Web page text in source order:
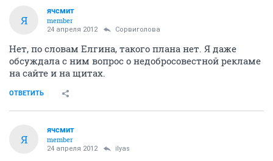
Я
ячсмит
member
24 апреля 2012 Сорвиголова
Нет, по словам Елгина, такого плана нет. Я даже
обсуждала с ним вопрос о недобросовестной рекламе
на сайте и на щитах.
ОТВЕТИТЬ
Я
ячсмит
member
24 апреля 2012 ilyas